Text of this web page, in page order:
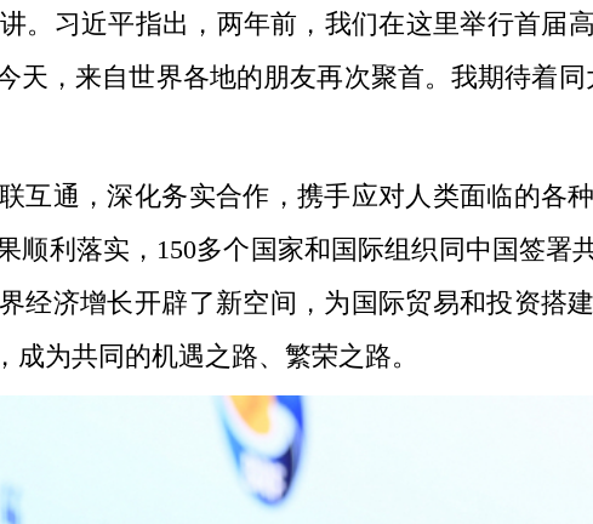
习近平指出，两年前，我们在这里举行首届
，来自世界各地的朋友再次聚首。我期待着
通，深化务实合作，携手应对人类面临的各种
利落实，150多个国家和国际组织同中国签署
经济增长开辟了新空间，为国际贸易和投资搭
为共同的机遇之路、繁荣之路。